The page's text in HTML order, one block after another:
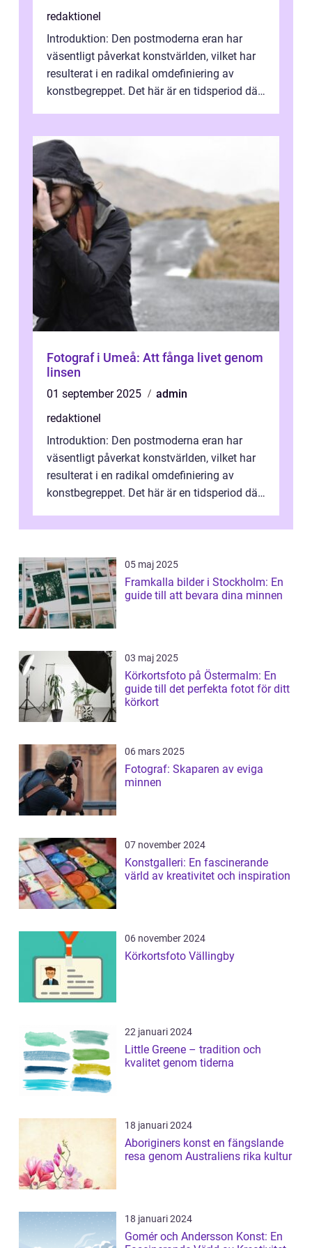
redaktionel
Introduktion: Den postmoderna eran har
väsentligt påverkat konstvärlden, vilket har
resulterat i en radikal omdefiniering av
konstbegreppet. Det här är en tidsperiod där
Fotograf i Umeå: Att fånga livet genom
linsen
01 september 2025
admin
redaktionel
Introduktion: Den postmoderna eran har
väsentligt påverkat konstvärlden, vilket har
resulterat i en radikal omdefiniering av
konstbegreppet. Det här är en tidsperiod där
05 maj 2025
Framkalla bilder i Stockholm: En
guide till att bevara dina minnen
03 maj 2025
Körkortsfoto på Östermalm: En
guide till det perfekta fotot för ditt
körkort
06 mars 2025
Fotograf: Skaparen av eviga
minnen
07 november 2024
Konstgalleri: En fascinerande
värld av kreativitet och inspiration
06 november 2024
Körkortsfoto Vällingby
22 januari 2024
Little Greene – tradition och
kvalitet genom tiderna
18 januari 2024
Aboriginers konst en fängslande
resa genom Australiens rika kultur
18 januari 2024
Gomér och Andersson Konst: En